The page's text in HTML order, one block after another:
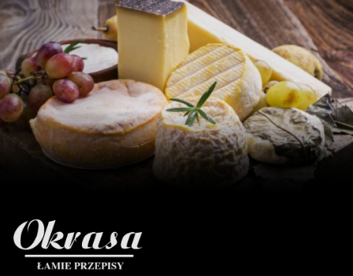
Okrasa łamie przepisy